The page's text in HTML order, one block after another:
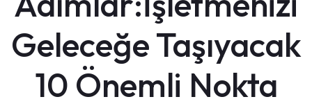
Geleceğe Taşıyacak
10 Önemli Nokta